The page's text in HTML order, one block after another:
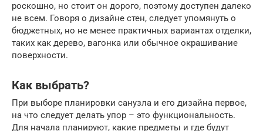
роскошно, но стоит он дорого, поэтому доступен далеко
не всем. Говоря о дизайне стен, следует упомянуть о
бюджетных, но не менее практичных вариантах отделки,
таких как дерево, вагонка или обычное окрашивание
поверхности.
Как выбрать?
При выборе планировки санузла и его дизайна первое,
на что следует делать упор – это функциональность.
Для начала планируют, какие предметы и где будут